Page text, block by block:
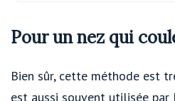
Pour un nez qui
Bien sûr, cette méthode est
est aussi souvent utilisée par